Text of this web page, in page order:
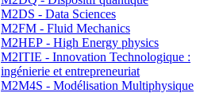
M2DS - Data Sciences
M2FM - Fluid Mechanics
M2HEP - High Energy physics
M2ITIE - Innovation Technologique :
ingénierie et entrepreneuriat
M2M4S - Modélisation Multiphysique